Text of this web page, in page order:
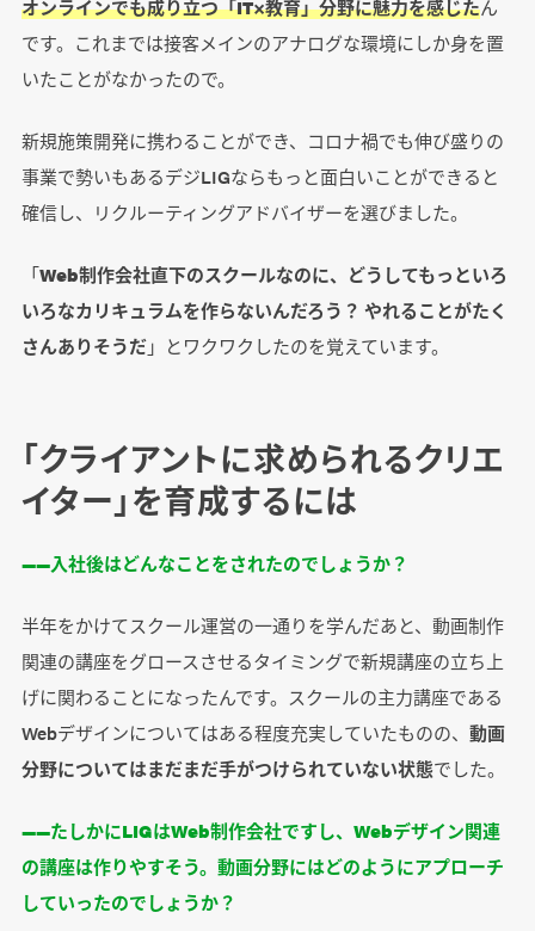
オンラインでも成り立つ「IT×教育」分野に魅力を感じたん
です。これまでは接客メインのアナログな環境にしか身を置
いたことがなかったので。
新規施策開発に携わることができ、コロナ禍でも伸び盛りの
事業で勢いもあるデジLIGならもっと面白いことができると
確信し、リクルーティングアドバイザーを選びました。
「Web制作会社直下のスクールなのに、どうしてもっといろ
いろなカリキュラムを作らないんだろう？ やれることがたく
さんありそうだ」とワクワクしたのを覚えています。
「クライアントに求められるクリエ
イター」を育成するには
――入社後はどんなことをされたのでしょうか？
半年をかけてスクール運営の一通りを学んだあと、動画制作
関連の講座をグロースさせるタイミングで新規講座の立ち上
げに関わることになったんです。スクールの主力講座である
Webデザインについてはある程度充実していたものの、 動画
分野についてはまだまだ手がつけられていない状態でした。
――たしかにLIGはWeb制作会社ですし、Webデザイン関連
の講座は作りやすそう。動画分野にはどのようにアプローチ
していったのでしょうか？